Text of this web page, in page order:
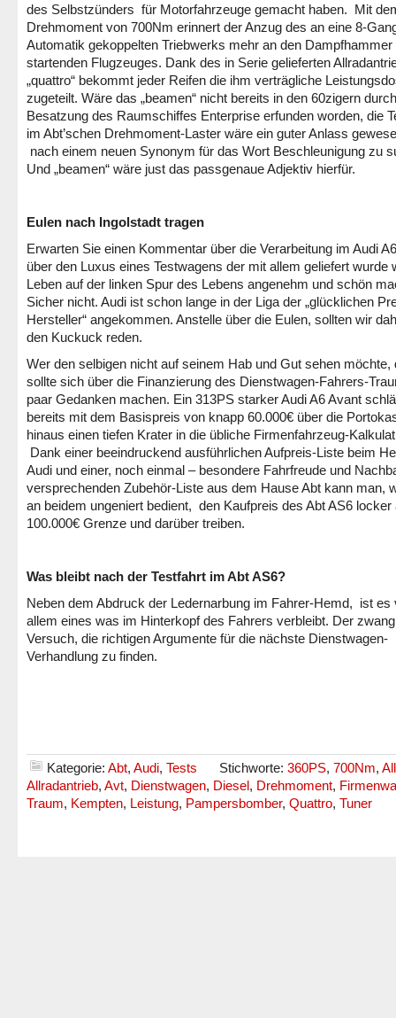
des Selbstzünders für Motorfahrzeuge gemacht haben. Mit
Drehmoment von 700Nm erinnert der Anzug des an eine 8-
Automatik gekoppelten Triebwerks mehr an den Dampfhammer
startenden Flugzeuges. Dank des in Serie gelieferten
„quattro“ bekommt jeder Reifen die ihm verträgliche
zugeteilt. Wäre das „beamen“ nicht bereits in den 60zigern
Besatzung des Raumschiffes Enterprise erfunden worden, die
im Abt’schen Drehmoment-Laster wäre ein guter Anlass
nach einem neuen Synonym für das Wort Beschleunigung zu
Und „beamen“ wäre just das passgenaue Adjektiv hierfür.
Eulen nach Ingolstadt tragen
Erwarten Sie einen Kommentar über die Verarbeitung im Audi
über den Luxus eines Testwagens der mit allem geliefert wurde
Leben auf der linken Spur des Lebens angenehm und schön
Sicher nicht. Audi ist schon lange in der Liga der „glücklichen
Hersteller“ angekommen. Anstelle über die Eulen, sollten wir
den Kuckuck reden.
Wer den selbigen nicht auf seinem Hab und Gut sehen möchte,
sollte sich über die Finanzierung des Dienstwagen-Fahrers-
paar Gedanken machen. Ein 313PS starker Audi A6 Avant
bereits mit dem Basispreis von knapp 60.000€ über die
hinaus einen tiefen Krater in die übliche Firmenfahrzeug-
Dank einer beeindruckend ausführlichen Aufpreis-Liste beim
Audi und einer, noch einmal – besondere Fahrfreude und
versprechenden Zubehör-Liste aus dem Hause Abt kann man,
an beidem ungeniert bedient, den Kaufpreis des Abt AS6 locker
100.000€ Grenze und darüber treiben.
Was bleibt nach der Testfahrt im Abt AS6?
Neben dem Abdruck der Ledernarbung im Fahrer-Hemd, ist es
allem eines was im Hinterkopf des Fahrers verbleibt. Der
Versuch, die richtigen Argumente für die nächste Dienstwagen-
Verhandlung zu finden.
Kategorie: Abt, Audi, Tests Stichworte: 360PS, 700Nm,
Allradantrieb, Avt, Dienstwagen, Diesel, Drehmoment,
Traum, Kempten, Leistung, Pampersbomber, Quattro, Tuner